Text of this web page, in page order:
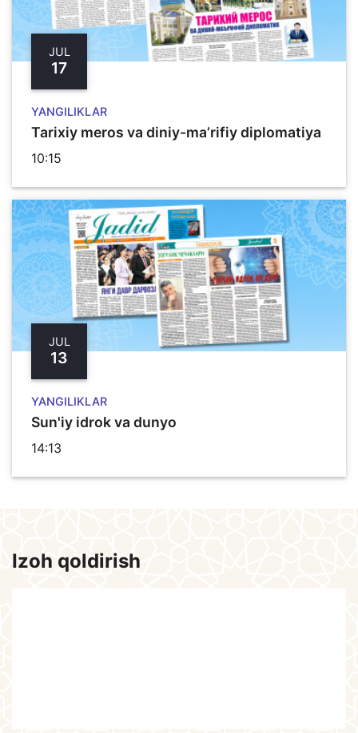
JUL
17
YANGILIKLAR
Tarixiy meros va diniy-ma’rifiy diplomatiya
10:15
JUL
13
YANGILIKLAR
Sun'iy idrok va dunyo
14:13
Izoh qoldirish